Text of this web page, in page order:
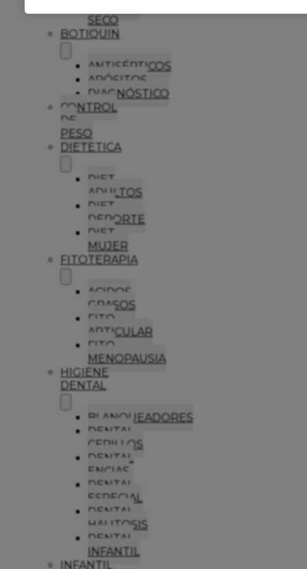
SECO
BOTIQUIN
ANTISÉPTICOS
APÓSITOS
DIAGNÓSTICO
CONTROL
DE
PESO
DIETETICA
DIET
ADULTOS
DIET
DEPORTE
DIET
MUJER
FITOTERAPIA
ACIDOS
GRASOS
FITO
ARTICULAR
FITO
MENOPAUSIA
HIGIENE
DENTAL
BLANQUEADORES
DENTAL
CEPILLOS
DENTAL
ENCIAS
DENTAL
ESPECIAL
DENTAL
HALITOSIS
DENTAL
INFANTIL
INFANTIL